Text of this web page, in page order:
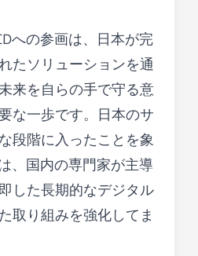
への参画は、日本が完
たソリューションを通
来を自らの手で守る意
な一歩です。日本のサ
段階に入ったことを象
、国内の専門家が主導
した長期的なデジタル
取り組みを強化してま